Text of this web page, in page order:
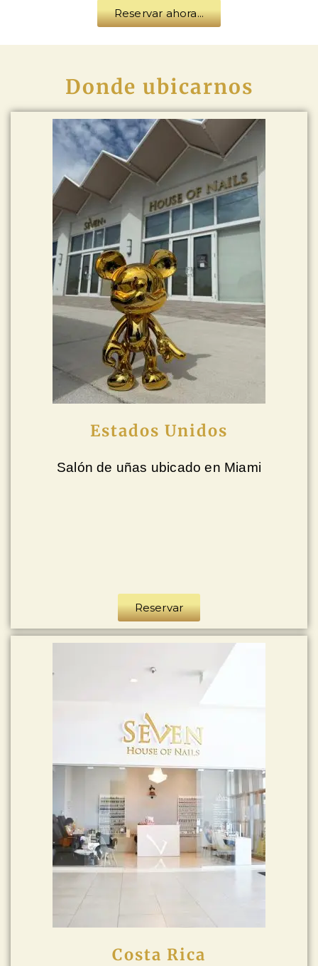
Reservar ahora...
Donde ubicarnos
Estados Unidos
Salón de uñas ubicado en Miami
Reservar
Costa Rica